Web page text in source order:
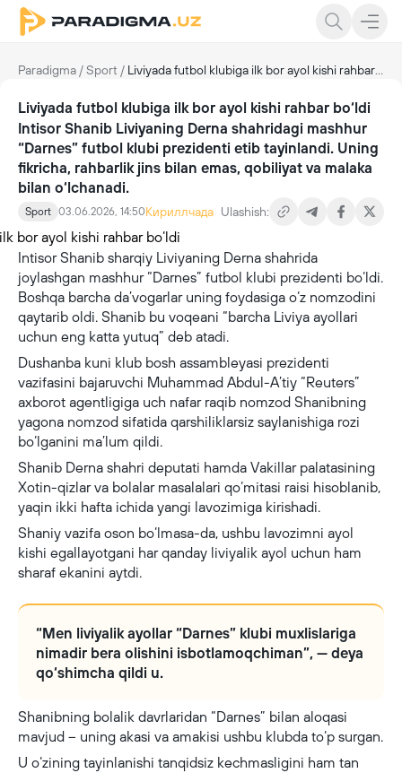
Paradigma /Sport / Liviyada futbol klubiga ilk bor ayol kishi rahbar bo‘ldi
Liviyada futbol klubiga ilk bor ayol kishi rahbar bo‘ldi
Intisor Shanib Liviyaning Derna shahridagi mashhur
“Darnes” futbol klubi prezidenti etib tayinlandi. Uning
fikricha, rahbarlik jins bilan emas, qobiliyat va malaka
bilan o‘lchanadi.
Sport 03.06.2026, 14:50Кириллчада Ulashish:
Intisor Shanib sharqiy Liviyaning Derna shahrida
joylashgan mashhur “Darnes” futbol klubi prezidenti bo‘ldi.
Boshqa barcha da’vogarlar uning foydasiga o‘z nomzodini
qaytarib oldi. Shanib bu voqeani “barcha Liviya ayollari
uchun eng katta yutuq” deb atadi.
Dushanba kuni klub bosh assambleyasi prezidenti
vazifasini bajaruvchi Muhammad Abdul-A’tiy “Reuters”
axborot agentligiga uch nafar raqib nomzod Shanibning
yagona nomzod sifatida qarshiliklarsiz saylanishiga rozi
bo‘lganini ma’lum qildi.
Shanib Derna shahri deputati hamda Vakillar palatasining
Xotin-qizlar va bolalar masalalari qo‘mitasi raisi hisoblanib,
yaqin ikki hafta ichida yangi lavozimiga kirishadi.
Shaniy vazifa oson bo‘lmasa-da, ushbu lavozimni ayol
kishi egallayotgani har qanday liviyalik ayol uchun ham
sharaf ekanini aytdi.
“Men liviyalik ayollar “Darnes” klubi muxlislariga
nimadir bera olishini isbotlamoqchiman”, — deya
qo‘shimcha qildi u.
Shanibning bolalik davrlaridan “Darnes” bilan aloqasi
mavjud – uning akasi va amakisi ushbu klubda to‘p surgan.
U o‘zining tayinlanishi tanqidsiz kechmasligini ham tan